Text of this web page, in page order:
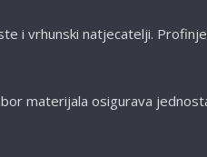
i vrhunski natjecatelji.
materijala osigurava